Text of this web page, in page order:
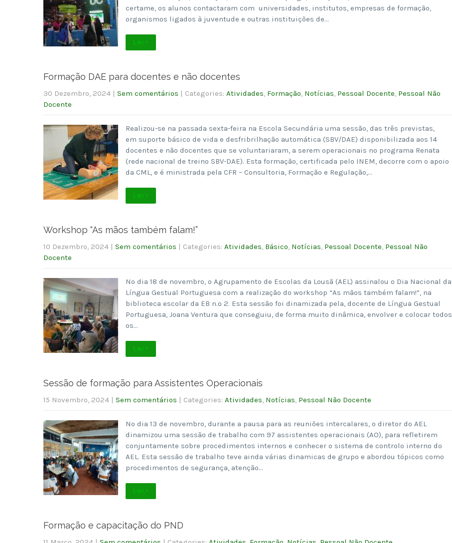
certame, os alunos contactaram com universidades, institutos, empresas de formação,
organismos ligados à juventude e outras instituições de…
Ler +
Formação DAE para docentes e não docentes
30 Dezembro, 2024 | Sem comentários | Categories: Atividades, Formação, Notícias, Pessoal Docente, Pessoal Não
Docente
Realizou-se na passada sexta-feira na Escola Secundária uma sessão, das três previstas,
em suporte básico de vida e desfribrilhação automática (SBV/DAE) disponibilizada aos 14
docentes e não docentes que se voluntariaram, a serem operacionais no programa Renata
(rede nacional de treino SBV-DAE). Esta formação, certificada pelo INEM, decorre com o apoio
da CML, e é ministrada pela CFR – Consultoria, Formação e Regulação,…
Ler +
Workshop “As mãos também falam!”
10 Dezembro, 2024 | Sem comentários | Categories: Atividades, Básico, Notícias, Pessoal Docente, Pessoal Não
Docente
No dia 18 de novembro, o Agrupamento de Escolas da Lousã (AEL) assinalou o Dia Nacional da
Língua Gestual Portuguesa com a realização do workshop “As mãos também falam!”, na
biblioteca escolar da EB n.º 2. Esta sessão foi dinamizada pela, docente de Língua Gestual
Portuguesa, Joana Ventura que conseguiu, de forma muito dinâmica, envolver e colocar todos
os…
Ler +
Sessão de formação para Assistentes Operacionais
15 Novembro, 2024 | Sem comentários | Categories: Atividades, Notícias, Pessoal Não Docente
No dia 13 de novembro, durante a pausa para as reuniões intercalares, o diretor do AEL
dinamizou uma sessão de trabalho com 97 assistentes operacionais (AO), para refletirem
conjuntamente sobre procedimentos internos e conhecer o sistema de controlo interno do
AEL. Esta sessão de trabalho teve ainda várias dinamicas de grupo e abordou tópicos como
procedimentos de segurança, atenção…
Ler +
Formação e capacitação do PND